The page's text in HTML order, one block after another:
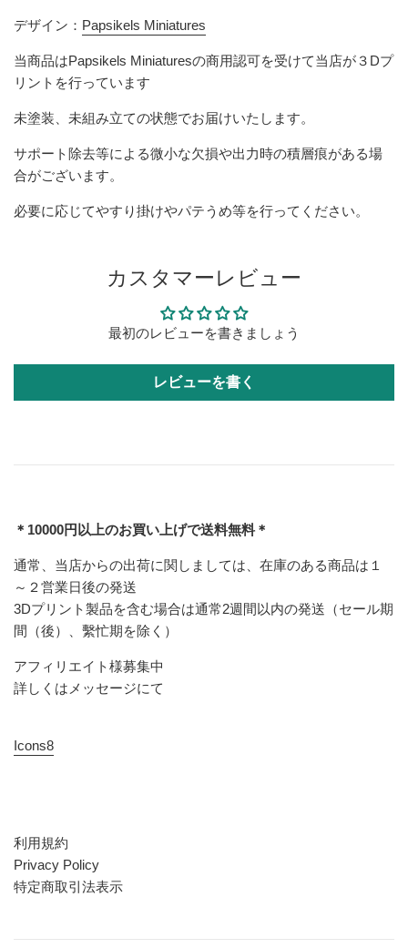
デザイン： Papsikels Miniatures
当商品はPapsikels Miniaturesの商用認可を受けて当店が３Dプ
リントを行っています
未塗装、未組み立ての状態でお届けいたします。
サポート除去等による微小な欠損や出力時の積層痕がある場
合がございます。
必要に応じてやすり掛けやパテうめ等を行ってください。
カスタマーレビュー
最初のレビューを書きましょう
レビューを書く
＊10000円以上のお買い上げで送料無料＊
通常、当店からの出荷に関しましては、在庫のある商品は１
～２営業日後の発送
3Dプリント製品を含む場合は通常2週間以内の発送（セール期
間（後）、繫忙期を除く）
アフィリエイト様募集中
詳しくはメッセージにて
Icons8
利用規約
Privacy Policy
特定商取引法表示